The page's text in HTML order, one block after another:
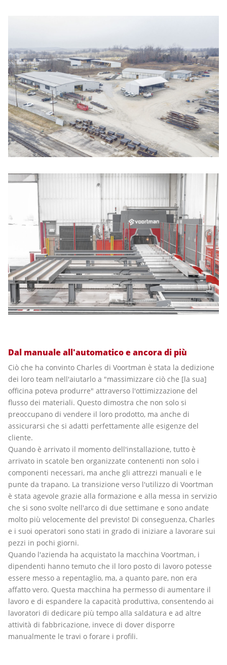
Dal manuale all'automatico e ancora di più
Ciò che ha convinto Charles di Voortman è stata la dedizione
dei loro team nell'aiutarlo a "massimizzare ciò che [la sua]
officina poteva produrre" attraverso l'ottimizzazione del
flusso dei materiali. Questo dimostra che non solo si
preoccupano di vendere il loro prodotto, ma anche di
assicurarsi che si adatti perfettamente alle esigenze del
cliente.
Quando è arrivato il momento dell'installazione, tutto è
arrivato in scatole ben organizzate contenenti non solo i
componenti necessari, ma anche gli attrezzi manuali e le
punte da trapano. La transizione verso l'utilizzo di Voortman
è stata agevole grazie alla formazione e alla messa in servizio
che si sono svolte nell'arco di due settimane e sono andate
molto più velocemente del previsto! Di conseguenza, Charles
e i suoi operatori sono stati in grado di iniziare a lavorare sui
pezzi in pochi giorni.
Quando l'azienda ha acquistato la macchina Voortman, i
dipendenti hanno temuto che il loro posto di lavoro potesse
essere messo a repentaglio, ma, a quanto pare, non era
affatto vero. Questa macchina ha permesso di aumentare il
lavoro e di espandere la capacità produttiva, consentendo ai
lavoratori di dedicare più tempo alla saldatura e ad altre
attività di fabbricazione, invece di dover disporre
manualmente le travi o forare i profili.